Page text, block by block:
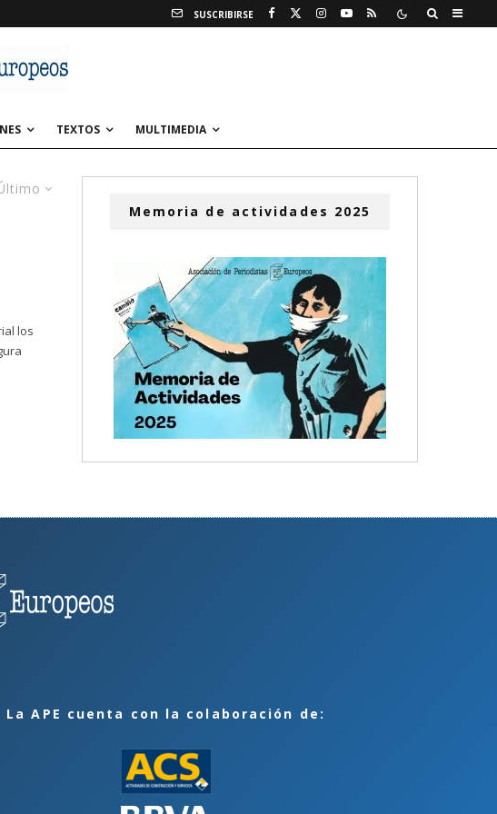
SUSCRIBIRSE
TEXTOS MULTIMEDIA
los
Memoria de actividades 2025
La APE cuenta con la colaboración de: